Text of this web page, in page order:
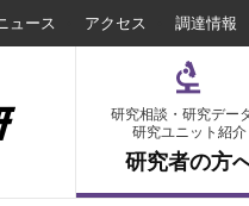
ュース アクセス 調達情報
研究相談・研究デー
研究ユニット紹介
研究者の方